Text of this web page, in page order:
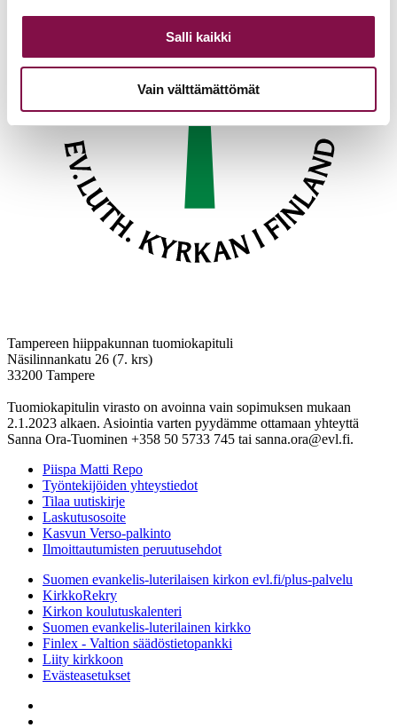
Salli kaikki
Vain välttämättömät
Tampereen hiippakunnan tuomiokapituli
Näsilinnankatu 26 (7. krs)
33200 Tampere
Tuomiokapitulin virasto on avoinna vain sopimuksen mukaan
2.1.2023 alkaen. Asiointia varten pyydämme ottamaan yhteyttä
Sanna Ora-Tuominen +358 50 5733 745 tai sanna.ora@evl.fi.
Piispa Matti Repo
Työntekijöiden yhteystiedot
Tilaa uutiskirje
Laskutusosoite
Kasvun Verso-palkinto
Ilmoittautumisten peruutusehdot
Suomen evankelis-luterilaisen kirkon evl.fi/plus-palvelu
KirkkoRekry
Kirkon koulutuskalenteri
Suomen evankelis-luterilainen kirkko
Finlex - Valtion säädöstietopankki
Liity kirkkoon
Evästeasetukset